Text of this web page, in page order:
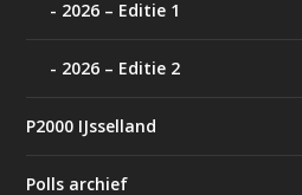
2026 – Editie 1
2026 – Editie 2
P2000 IJsselland
Polls archief